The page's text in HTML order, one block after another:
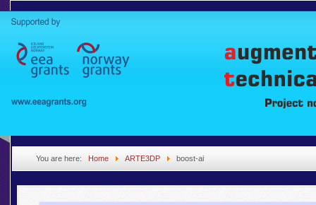
You are here: Home ARTE3DP boost-ai